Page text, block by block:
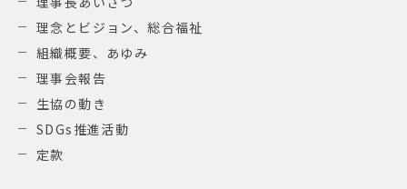
理念とビジョン、総合福祉
組織概要、あゆみ
理事会報告
生協の動き
SDGs推進活動
定款